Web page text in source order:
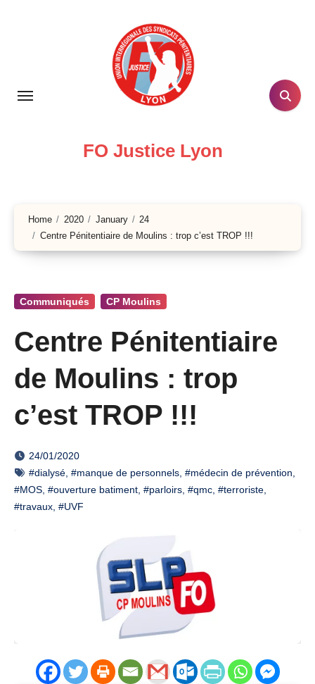
FO Justice Lyon
Home 2020 January
24
Centre Pénitentiaire de Moulins : trop c’est TROP !!!
Communiqués CP Moulins
Centre Pénitentiaire
de Moulins : trop
c’est TROP !!!
24/01/2020
#dialysé #manque de personnels #médecin de prévention
#MOS #ouverture batiment #parloirs #qmc #terroriste
#travaux #UVF